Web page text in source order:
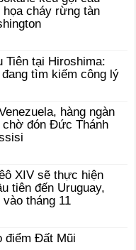
cháy rừng tàn
Tiên tại Hiroshima:
tìm kiếm công lý
hàng ngàn
chờ đón Đức Thánh
XIV sẽ thực hiện
tiên đến Uruguay,
tháng 11
điểm Đất Mũi